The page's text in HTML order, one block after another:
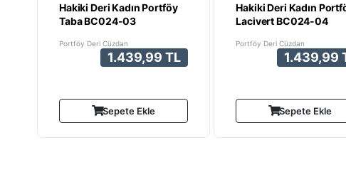
Hakiki Deri Kadın Portföy
Taba BC024-03
Portföy Deri Cüzdan
1.439,99 TL
Sepete Ekle
Hakiki Deri Kadın
Lacivert BC024-04
Portföy Deri Cüzdan
1.439,99
Sepete Ekle